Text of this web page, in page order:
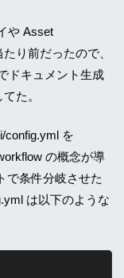
や Asset
り前だったので、
ドキュメント生成
た。
config.yml を
の概念が導
で条件分岐させた
は以下のような